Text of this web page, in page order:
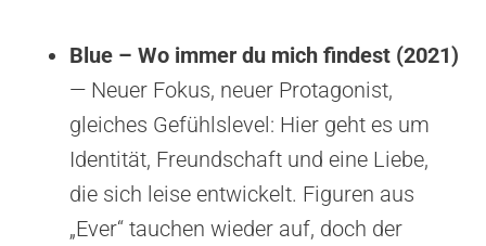
Blue – Wo immer du mich findest (2021)
— Neuer Fokus, neuer Protagonist,
gleiches Gefühlslevel: Hier geht es um
Identität, Freundschaft und eine Liebe,
die sich leise entwickelt. Figuren aus
„Ever“ tauchen wieder auf, doch der